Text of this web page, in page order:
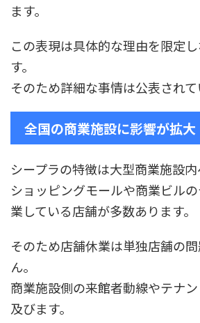
ます。
この表現は具体的な理由を限定
す。
そのため詳細な事情は公表されて
全国の商業施設に影響が拡大
シープラの特徴は大型商業施設内
ショッピングモールや商業ビル
業している店舗が多数あります。
そのため店舗休業は単独店舗の
ん。
商業施設側の来館者動線やテナ
及びます。